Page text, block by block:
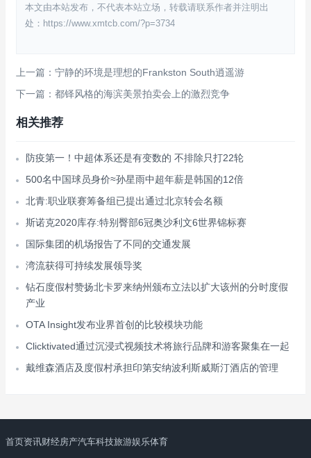
本文由本站发布，不代表本站立场，转载请联系作者并注明出
处：https://www.xmtcb.com/?p=3734
上一篇：宁静的环境是理想的Frankston South逍遥游
下一篇：都铎风格的海滨美景拍卖会上的激烈竞争
相关推荐
防疫第一！中超体系还是有变数的 不排除只打22轮
500名中国球员身价≈孙星雨中超年薪是韩国的12倍
北青:职业联赛筹备组已提出通过北京转会名额
斯诺克2020库存:特别臀部6冠奥沙利文6世界锦标赛
国际集团的机场报告了不同的交通发展
湾流获得可持续发展领导奖
钻石度假村赞扬北卡罗来纳州颁布立法以扩大该州的分时度假
产业
OTA Insight发布业界首创的比较模块功能
Clicktivated通过沉浸式视频技术将旅行品牌和游客聚集在一起
戴维森酒店及度假村承担印第安纳波利斯威斯汀酒店的管理
首页资讯财经房产汽车科技旅游娱乐体育